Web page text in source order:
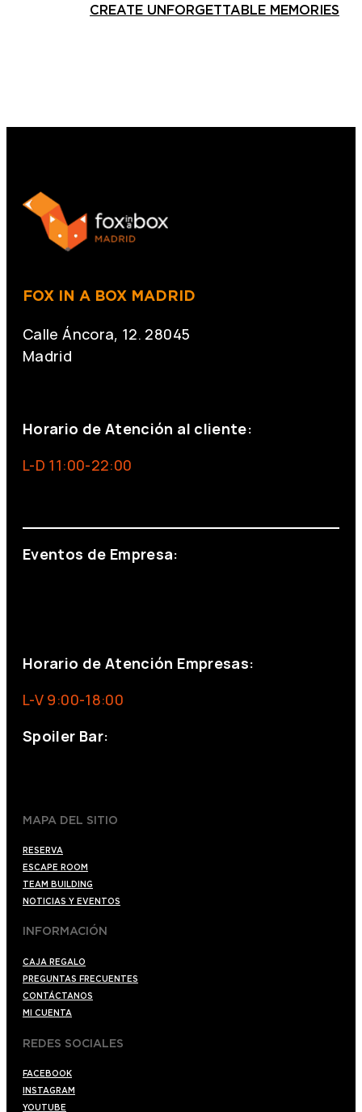
CREATE UNFORGETTABLE MEMORIES
FOX IN A BOX MADRID
Calle Áncora, 12. 28045
Madrid
Horario de Atención al cliente:
L-D 11:00-22:00
Eventos de Empresa:
Horario de Atención Empresas:
L-V 9:00-18:00
Spoiler Bar:
MAPA DEL SITIO
RESERVA
ESCAPE ROOM
TEAM BUILDING
NOTICIAS Y EVENTOS
INFORMACIÓN
CAJA REGALO
PREGUNTAS FRECUENTES
CONTÁCTANOS
MI CUENTA
REDES SOCIALES
FACEBOOK
INSTAGRAM
YOUTUBE